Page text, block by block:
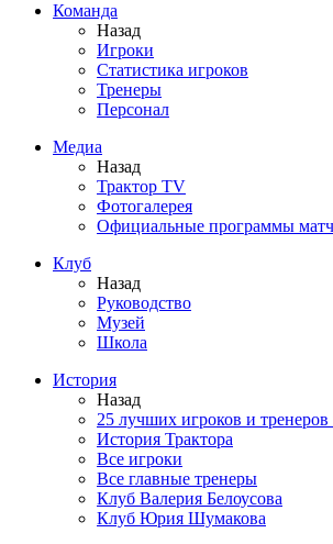
Команда
Назад
Игроки
Статистика игроков
Тренеры
Персонал
Медиа
Назад
Трактор TV
Фотогалерея
Официальные программы
Клуб
Назад
Руководство
Музей
Школа
История
Назад
25 лучших игроков и тренеров
История Трактора
Все игроки
Все главные тренеры
Клуб Валерия Белоусова
Клуб Юрия Шумакова